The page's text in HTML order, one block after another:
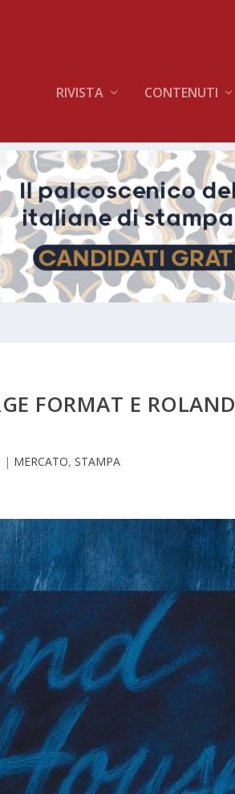
RIVISTA CONTENUTI
FORMAT E ROLAND
| MERCATO, STAMPA